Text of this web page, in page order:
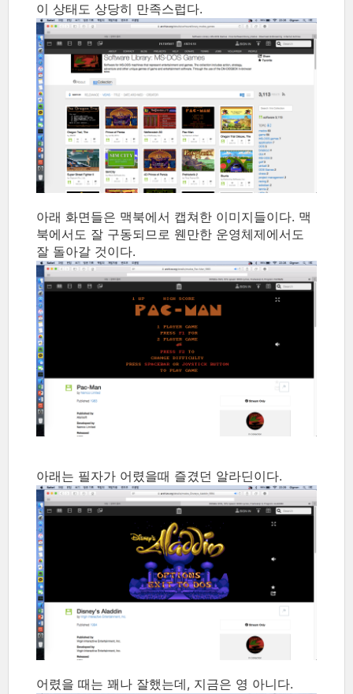
이 상태도 상당히 만족스럽다.
아래 화면들은 맥북에서 캡쳐한 이미지들이다. 맥
북에서도 잘 구동되므로 웬만한 운영체제에서도
잘 돌아갈 것이다.
아래는 필자가 어렸을때 즐겼던 알라딘이다.
어렸을 때는 꽤나 잘했는데, 지금은 영 아니다.